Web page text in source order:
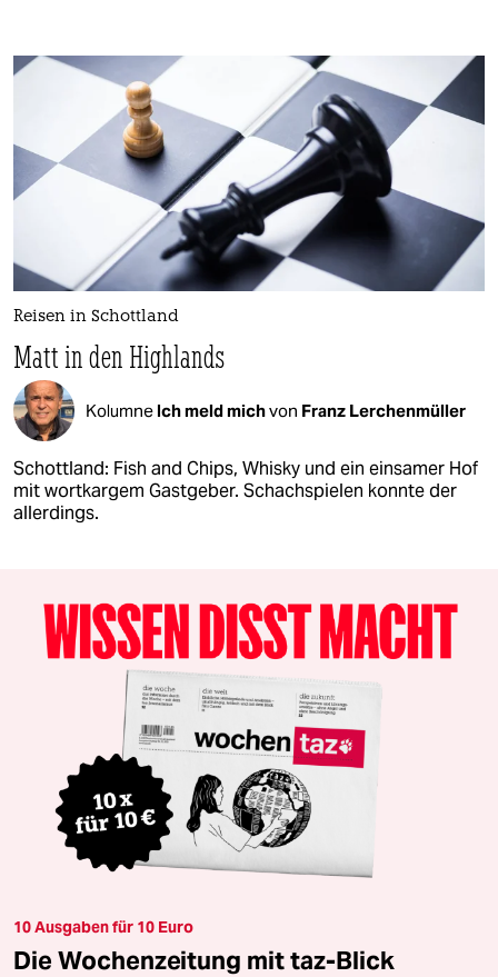
Reisen in Schottland
Matt in den Highlands
Kolumne Ich meld michvon Franz Lerchenmüller
Schottland: Fish and Chips, Whisky und ein einsamer Hof
mit wortkargem Gastgeber. Schachspielen konnte der
allerdings.
10 Ausgaben für 10 Euro
Die Wochenzeitung mit taz-Blick